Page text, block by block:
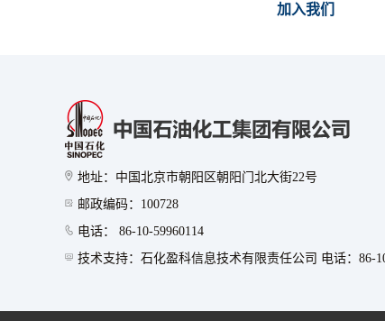
加入我们
地址：中国北京市朝阳区朝阳门北大街22号
邮政编码：100728
电话： 86-10-59960114
技术支持：石化盈科信息技术有限责任公司 电话：86-